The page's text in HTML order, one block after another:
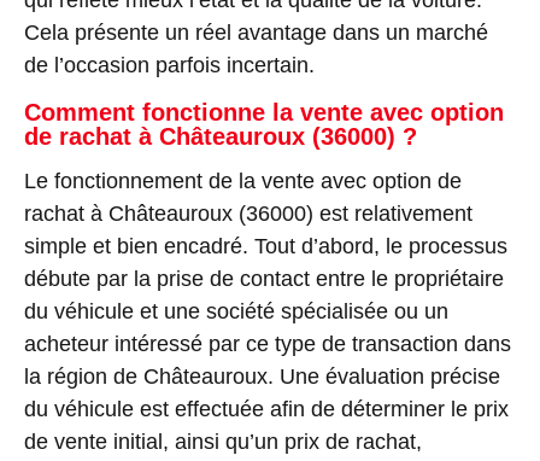
Cela présente un réel avantage dans un marché
de l’occasion parfois incertain.
Comment fonctionne la vente avec option
de rachat à Châteauroux (36000) ?
Le fonctionnement de la vente avec option de
rachat à Châteauroux (36000) est relativement
simple et bien encadré. Tout d’abord, le processus
débute par la prise de contact entre le propriétaire
du véhicule et une société spécialisée ou un
acheteur intéressé par ce type de transaction dans
la région de Châteauroux. Une évaluation précise
du véhicule est effectuée afin de déterminer le prix
de vente initial, ainsi qu’un prix de rachat,